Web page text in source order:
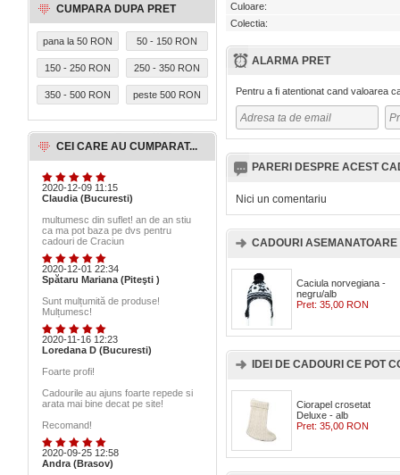
CUMPARA DUPA PRET
pana la 50 RON 50 - 150 RON
150 - 250 RON 250 - 350 RON
350 - 500 RON peste 500 RON
CEI CARE AU CUMPARAT...
2020-12-09 11:15
Claudia (Bucuresti)
multumesc din suflet! an de an stiu
ca ma pot baza pe dvs pentru
cadouri de Craciun
2020-12-01 22:34
Spătaru Mariana (Piteşti )
Sunt mulțumită de produse!
Mulțumesc!
2020-11-16 12:23
Loredana D (Bucuresti)
Foarte profi!
Cadourile au ajuns foarte repede si
arata mai bine decat pe site!
Recomand!
2020-09-25 12:58
Andra (Brasov)
Culoare:
Colectia:
ALARMA PRET
Pentru a fi atentionat cand valoarea
PARERI DESPRE ACEST
Nici un comentariu
CADOURI ASEMANATOARE
Caciula norvegiana -
negru/alb
Pret: 35,00 RON
IDEI DE CADOURI CE POT
Ciorapel crosetat
Deluxe - alb
Pret: 35,00 RON